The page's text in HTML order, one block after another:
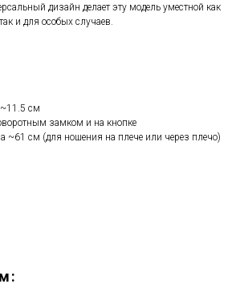
дизайн делает эту модель уместной как
и для особых случаев.
см
замком и на кнопке
~61 см (для ношения на плече или через плечо)